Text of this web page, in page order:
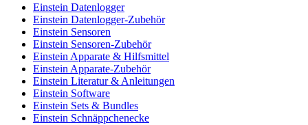
Einstein Datenlogger
Einstein Datenlogger-Zubehör
Einstein Sensoren
Einstein Sensoren-Zubehör
Einstein Apparate & Hilfsmittel
Einstein Apparate-Zubehör
Einstein Literatur & Anleitungen
Einstein Software
Einstein Sets & Bundles
Einstein Schnäppchenecke